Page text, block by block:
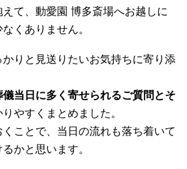
て、動愛園 博多斎場へお越しに
くありません。
りと見送りたいお気持ちに寄り添
当日に多く寄せられるご質問とそ
やすくまとめました。
ことで、当日の流れも落ち着いて
かと思います。